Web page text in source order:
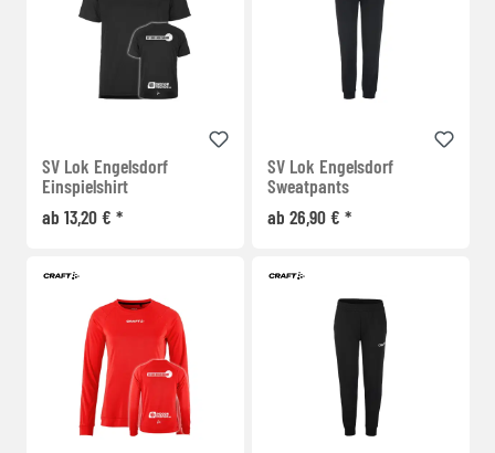
SV Lok Engelsdorf
Einspielshirt
ab 13,20 € *
SV Lok Engelsdorf
Sweatpants
ab 26,90 € *